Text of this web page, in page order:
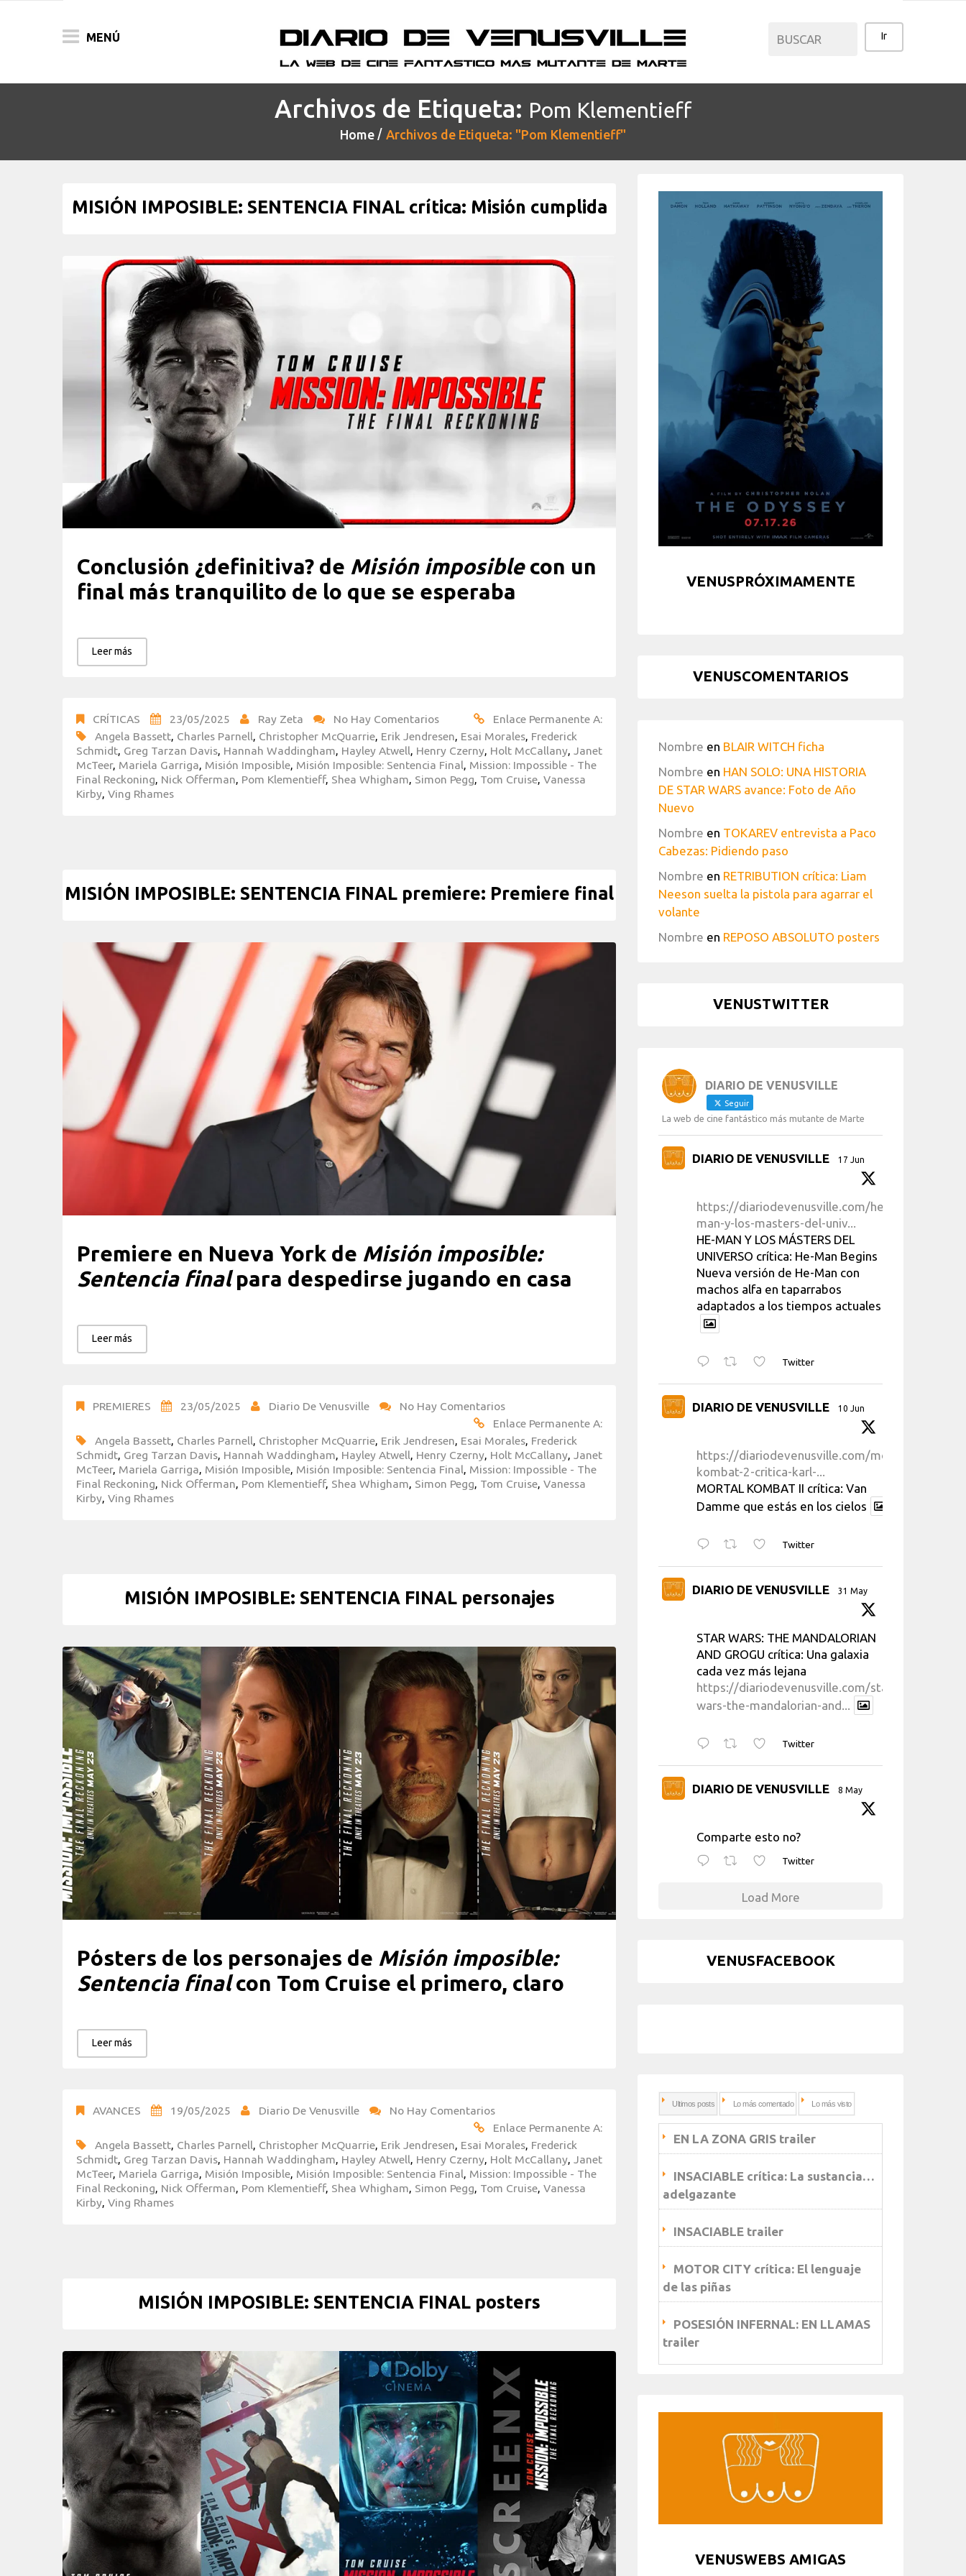
MENÚ
Archivos de Etiqueta: Pom Klementieff
Home Archivos de Etiqueta: "Pom Klementieff"
MISIÓN IMPOSIBLE: SENTENCIA FINAL crítica: Misión cumplida
Conclusión ¿definitiva? de Misión imposiblecon un
final más tranquilito de lo que se esperaba
Leer más
CRÍTICAS 23/05/2025 Ray Zeta No Hay Comentarios
Enlace Permanente A:
Angela Bassett, Charles Parnell, Christopher McQuarrie, Erik Jendresen, Esai Morales, Frederick
Schmidt, Greg Tarzan Davis, Hannah Waddingham, Hayley Atwell, Henry Czerny, Holt McCallany, Janet
McTeer, Mariela Garriga, Misión Imposible, Misión Imposible: Sentencia Final, Mission: Impossible - The
Final Reckoning, Nick Offerman, Pom Klementieff, Shea Whigham, Simon Pegg, Tom Cruise, Vanessa
Kirby, Ving Rhames
MISIÓN IMPOSIBLE: SENTENCIA FINAL premiere: Premiere final
Premiere en Nueva York de Misión imposible:
Sentencia finalpara despedirse jugando en casa
Leer más
PREMIERES 23/05/2025 Diario De Venusville
No Hay Comentarios
Enlace Permanente A:
Angela Bassett, Charles Parnell, Christopher McQuarrie, Erik Jendresen, Esai Morales, Frederick
Schmidt, Greg Tarzan Davis, Hannah Waddingham, Hayley Atwell, Henry Czerny, Holt McCallany, Janet
McTeer, Mariela Garriga, Misión Imposible, Misión Imposible: Sentencia Final, Mission: Impossible - The
Final Reckoning, Nick Offerman, Pom Klementieff, Shea Whigham, Simon Pegg, Tom Cruise, Vanessa
Kirby, Ving Rhames
MISIÓN IMPOSIBLE: SENTENCIA FINAL personajes
Pósters de los personajes de Misión imposible:
Sentencia finalcon Tom Cruise el primero, claro
Leer más
AVANCES 19/05/2025 Diario De Venusville
No Hay Comentarios
Enlace Permanente A:
Angela Bassett Charles Parnell Christopher McQuarrie Erik Jendresen Esai Morales Frederick
Schmidt Greg Tarzan Davis Hannah Waddingham Hayley Atwell Henry Czerny Holt McCallany
Janet
McTeer, Mariela Garriga Misión Imposible Misión Imposible: Sentencia Final Mission: Impossible - The
Final Reckoning Nick Offerman Pom Klementieff, Shea Whigham Simon Pegg Tom Cruise Vanessa
Kirby Ving Rhames
MISIÓN IMPOSIBLE: SENTENCIA FINAL posters
VENUSPRÓXIMAMENTE
VENUSCOMENTARIOS
Nombre en BLAIR WITCH ficha
Nombre en HAN SOLO: UNA HISTORIA
DE STAR WARS avance: Foto de Año
Nuevo
Nombre en TOKAREV entrevista a Paco
Cabezas: Pidiendo paso
Nombre en RETRIBUTION crítica: Liam
Neeson suelta la pistola para agarrar el
volante
Nombre en REPOSO ABSOLUTO posters
VENUSTWITTER
DIARIO DE VENUSVILLE
Seguir
La web de cine fantástico más mutante de Marte
DIARIO DE VENUSVILLE 17 Jun
https://diariodevenusville.com/he-
man-y-los-masters-del-univ...
HE-MAN Y LOS MÁSTERS DEL
UNIVERSO crítica: He-Man Begins
Nueva versión de He-Man con
machos alfa en taparrabos
adaptados a los tiempos actuales
Twitter
DIARIO DE VENUSVILLE 10 Jun
https://diariodevenusville.com/mortal-
kombat-2-critica-karl-...
MORTAL KOMBAT II crítica: Van
Damme que estás en los cielos
Twitter
DIARIO DE VENUSVILLE 31 May
STAR WARS: THE MANDALORIAN
AND GROGU crítica: Una galaxia
cada vez más lejana
https://diariodevenusville.com/star-
wars-the-mandalorian-and...
Twitter
DIARIO DE VENUSVILLE 8 May
Comparte esto no?
Twitter
Load More
VENUSFACEBOOK
Ultimos posts Lo más comentado Lo más visto
EN LA ZONA GRIS trailer
INSACIABLE crítica: La sustancia…
adelgazante
INSACIABLE trailer
MOTOR CITY crítica: El lenguaje
de las piñas
POSESIÓN INFERNAL: EN LLAMAS
trailer
VENUSWEBS AMIGAS
FESTIVALES